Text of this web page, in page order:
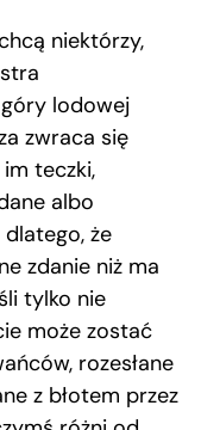
niektórzy,
lodowej
zwraca się
teczki,
albo
że
zdanie niż ma
tylko nie
może zostać
rozesłane
z błotem przez